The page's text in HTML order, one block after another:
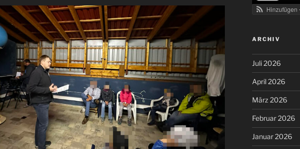
Hinzufügen
ARCHIV
Juli 2026
April 2026
März 2026
Februar 2026
Januar 2026